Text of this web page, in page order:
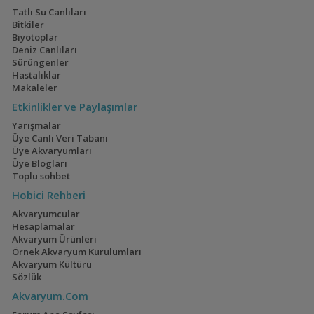
Electric Blue Acara
Geophagus Red
Head Tapajos
Ateşağız
Co2 Tüp ,akvaryum Malzemeleri Vs Güncel
Tatlı Su Canlıları
Bitkiler
Biyotoplar
Deniz Canlıları
Sürüngenler
Hastalıklar
Makaleler
Etkinlikler ve Paylaşımlar
Yarışmalar
Üye Canlı Veri Tabanı
Üye Akvaryumları
Üye Blogları
Toplu sohbet
Hobici Rehberi
Akvaryumcular
Hesaplamalar
Akvaryum Ürünleri
Örnek Akvaryum Kurulumları
Akvaryum Kültürü
Sözlük
Akvaryum.Com